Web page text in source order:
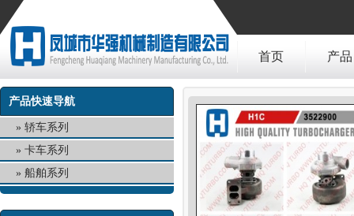
首页 产品
产品快速导航
轿车系列
卡车系列
船舶系列